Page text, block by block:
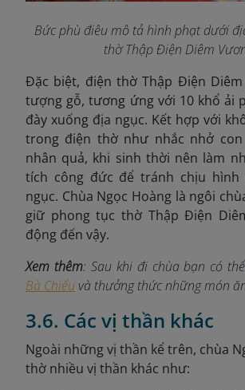
Bức phù điêu mô tả hình phạt dưới
thờ Thập Điện Diêm
Đặc biệt, điện thờ Thập Điện
tượng gỗ, tương ứng với 10 khổ ải
đày xuống địa ngục. Kết hợp với
trong điện thờ như nhắc nhở
nhân quả, khi sinh thời nên làm
tích công đức để tránh chịu hình
ngục. Chùa Ngọc Hoàng là ngôi
giữ phong tục thờ Thập Điện
động đến vậy.
Xem thêm: Sau khi đi chùa bạn có
Bà Chiểu và thưởng thức những món
3.6. Các vị thần khác
Ngoài những vị thần kể trên, chùa
thờ nhiều vị thần khác như: